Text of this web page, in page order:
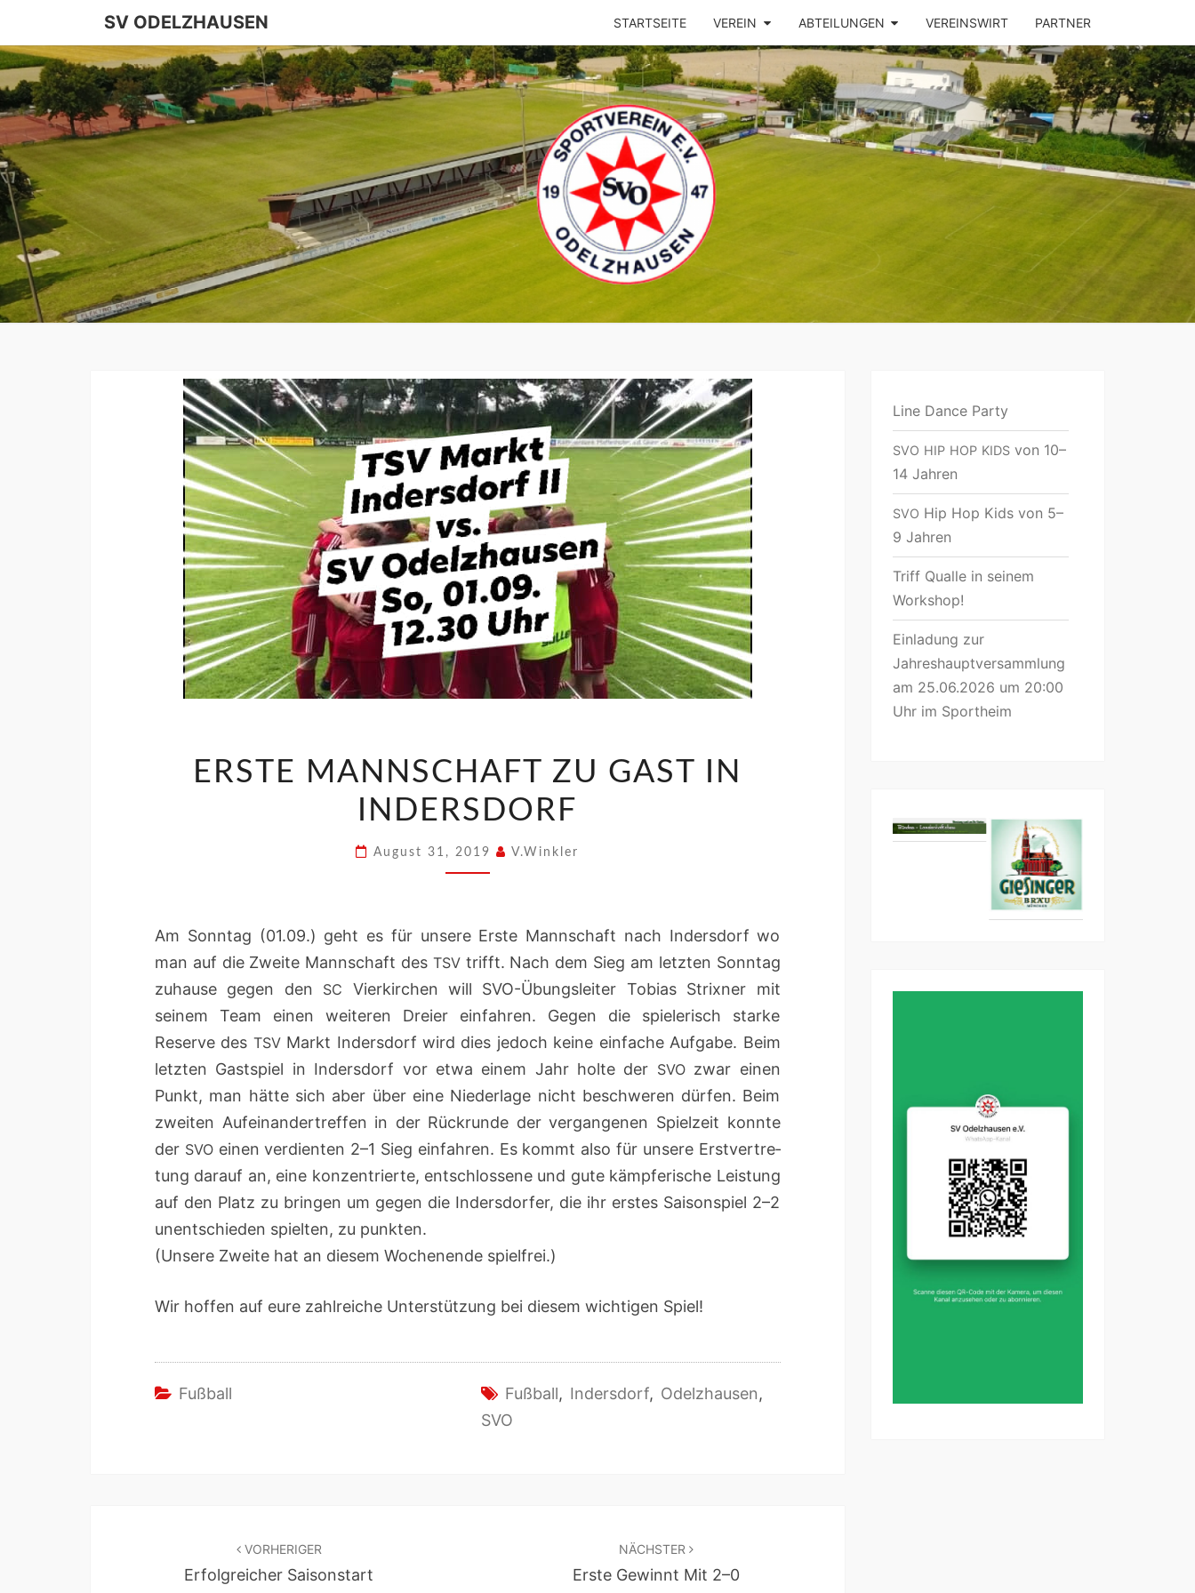
SV ODELZHAUSEN STARTSEITE VEREIN ABTEILUNGEN VEREINSWIRT PARTNER
SV
ODELZHAUSEN
ERSTE MANNSCHAFT ZU GAST IN
INDERSDORF
August 31, 2019 V.Winkler
Am Son­ntag (01.09.) geht es für unsere Erste Mannschaft nach Inder­s­dorf wo
man auf die Zweite Mannschaft des TSVtrifft. Nach dem Sieg am let­zten Son­ntag
zuhause gegen den SC Vierkirchen will SVO-Übungsleit­er Tobias Strixn­er mit
seinem Team einen weit­eren Dreier ein­fahren. Gegen die spielerisch starke
Reserve des TSVMarkt Inder­s­dorf wird dies jedoch keine ein­fache Auf­gabe. Beim
let­zten Gast­spiel in Inder­s­dorf vor etwa einem Jahr holte der SVOzwar einen
Punkt, man hätte sich aber über eine Nieder­lage nicht beschw­eren dür­fen. Beim
zweit­en Aufeinan­dertr­e­f­fen in der Rück­runde der ver­gan­genen Spielzeit kon­nte
der SVOeinen ver­di­en­ten 2–1 Sieg ein­fahren. Es kommt also für unsere Erstvertre­
tung darauf an, eine konzen­tri­erte, entschlossene und gute kämpferische Leis­tung
auf den Platz zu brin­gen um gegen die Inder­s­dor­fer, die ihr erstes Saison­spiel 2–2
unentsch­ieden spiel­ten, zu punk­ten.
(Unsere Zweite hat an diesem Woch­enende spielfrei.)
Wir hof­fen auf eure zahlre­iche Unter­stützung bei diesem wichti­gen Spiel!
Fußball Fußball, Indersdorf, Odelzhausen,
SVO
VORHERIGER
Erfolgreicher Saisonstart
NÄCHSTER
Erste Gewinnt Mit 2–0
Line Dance Party
SVO HIP HOP KIDSvon 10–
14 Jahren
SVO Hip Hop Kids von 5–
9 Jahren
Triff Qualle in seinem
Workshop!
Einladung zur
Jahreshauptversammlung
am 25.06.2026 um 20:00
Uhr im Sportheim